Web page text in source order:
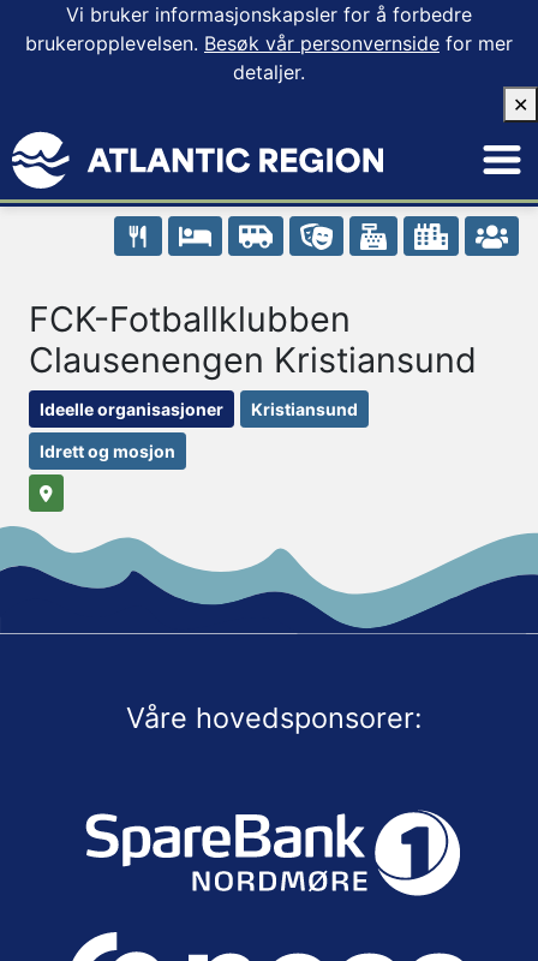
Vi bruker informasjonskapsler for å forbedre
brukeropplevelsen. Besøk vår personvernside for mer
detaljer.
✕
FCK-Fotballklubben
Clausenengen Kristiansund
Ideelle organisasjoner Kristiansund
Idrett og mosjon
Våre hovedsponsorer: